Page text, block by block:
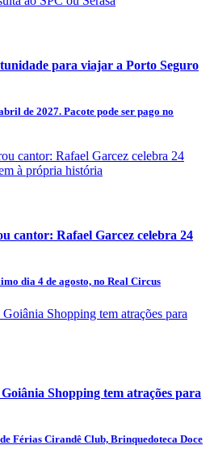
para viajar a Porto Seguro
de 2027. Pacote pode ser pago no
cantor: Rafael Garcez celebra 24
dia 4 de agosto, no Real Circus
Shopping tem atrações para
Férias Cirandê Club, Brinquedoteca Doce